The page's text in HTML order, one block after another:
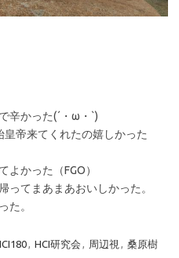
辛かった(´・ω・`)
帝来てくれたの嬉しかった
よかった（FGO）
ってまあまあおいしかった。
た。
, HCI研究会 , 周辺視 , 桑原樹